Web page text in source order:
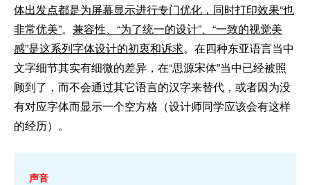
体出发点都是为屏幕显示进行专门优化，同时打印效果“也
非常优美”。 兼容性、“为了统一的设计”、“一致的视觉美
感”是这系列字体设计的初衷和诉求。在四种东亚语言当中
文字细节其实有细微的差异，在“思源宋体”当中已经被照
顾到了，而不会通过其它语言的汉字来替代，或者因为没
有对应字体而显示一个空方格（设计师同学应该会有这样
的经历）。
声音